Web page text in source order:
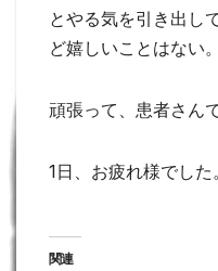
とやる気を引き出し
ど嬉しいことはない。
頑張って、患者さん
1日、お疲れ様でした。
関連